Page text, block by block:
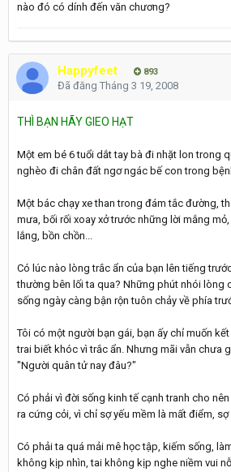
nào đó có dính đến văn chương?
Happyfeet 893
Đã đăng Tháng 3 19, 2008
THÌ BẠN HÃY GIEO HẠT
Một em bé 6 tuổi dắt tay bà đi nhặt lon trong
nghèo đi chân đất ngơ ngác bế con trong
Một bác chạy xe than trong đám tắc đường,
mưa, bối rối xoay xở trước những lời mắng
lắng, bồn chồn...
Có lúc nào lòng trắc ẩn của bạn lên tiếng
thường bên lối ta qua? Những phút nhói lòng
sống ngày càng bận rộn tuôn chảy về phía
Tôi có một người bạn gái, bạn ấy chỉ muốn
trai biết khóc vì trắc ẩn. Nhưng mãi vẫn chưa
"Người quân tử nay đâu?"
Có phải vì đời sống kinh tế cạnh tranh cho
ra cứng cỏi, vì chỉ sợ yếu mềm là mất điểm,
Có phải ta quá mải mê học tập, kiếm sống,
không kịp nhìn, tai không kịp nghe niềm vui